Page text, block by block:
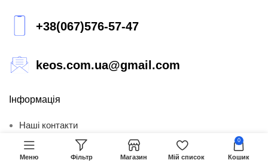
+38(067)576-57-47
keos.com.ua@gmail.com
Інформація
Наші контакти
Доставка
Меню Фільтр Магазин Мій список
0
Кошик